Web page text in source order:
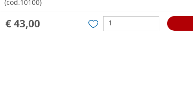
(cod.10100)
€ 43,00